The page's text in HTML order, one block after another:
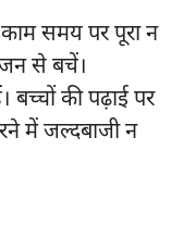
समय पर पूरा न
से बचें।
बच्चों की पढ़ाई पर
में जल्दबाजी न